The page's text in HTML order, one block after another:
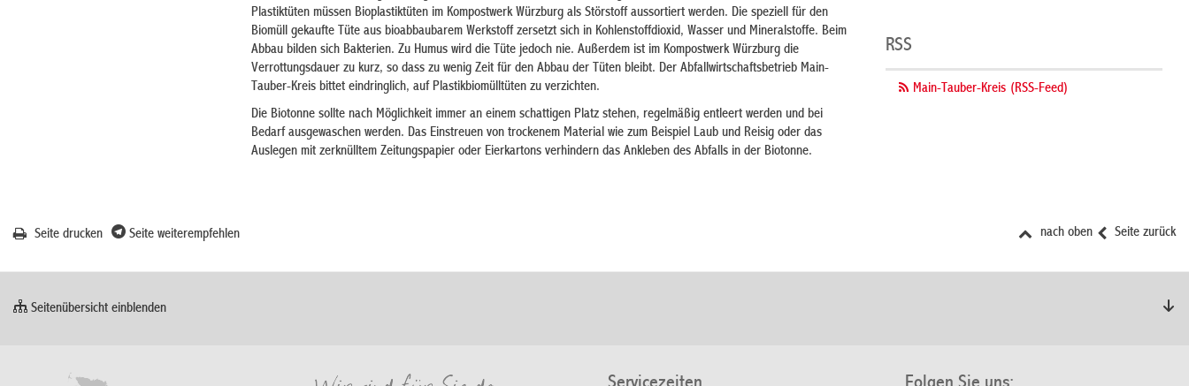
Plastiktüten müssen Bioplastiktüten im Kompostwerk Würzburg als Störstoff aussortiert werden. Die speziell für den
Biomüll gekaufte Tüte aus bioabbaubarem Werkstoff zersetzt sich in Kohlenstoffdioxid, Wasser und Mineralstoffe. Beim
Abbau bilden sich Bakterien. Zu Humus wird die Tüte jedoch nie. Außerdem ist im Kompostwerk Würzburg die
Verrottungsdauer zu kurz, so dass zu wenig Zeit für den Abbau der Tüten bleibt. Der Abfallwirtschaftsbetrieb Main-
Tauber-Kreis bittet eindringlich, auf Plastikbiomülltüten zu verzichten.
Die Biotonne sollte nach Möglichkeit immer an einem schattigen Platz stehen, regelmäßig entleert werden und bei
Bedarf ausgewaschen werden. Das Einstreuen von trockenem Material wie zum Beispiel Laub und Reisig oder das
Auslegen mit zerknülltem Zeitungspapier oder Eierkartons verhindern das Ankleben des Abfalls in der Biotonne.
RSS
Main-Tauber-Kreis (RSS-Feed)
Seite zurück
nach oben
Seite drucken Seite weiterempfehlen
Seitenübersicht einblenden